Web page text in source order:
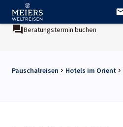
Beratungstermin buchen
Pauschalreisen Hotels im Orient